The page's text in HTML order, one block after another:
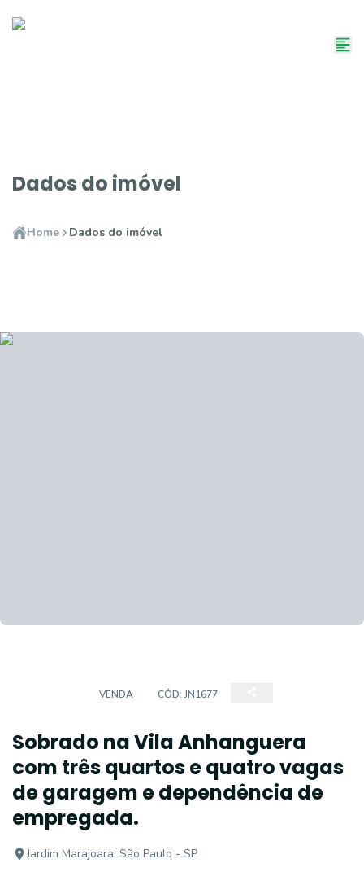
Dados do imóvel
Home Dados do imóvel
VENDA CÓD: JN1677
Sobrado na Vila Anhanguera
com três quartos e quatro vagas
de garagem e dependência de
empregada.
Jardim Marajoara, São Paulo - SP